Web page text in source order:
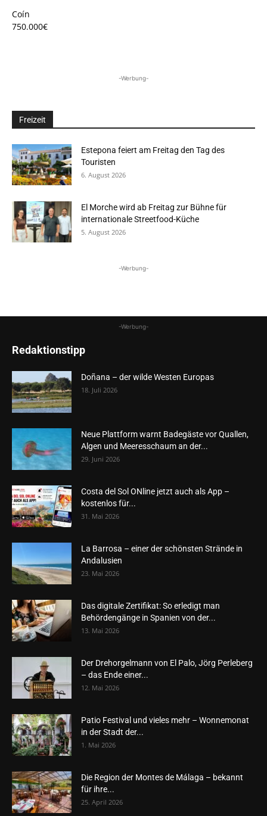
Coín
750.000€
-Werbung-
Freizeit
Estepona feiert am Freitag den Tag des
Touristen
6. August 2026
El Morche wird ab Freitag zur Bühne für
internationale Streetfood-Küche
5. August 2026
-Werbung-
-Werbung-
Redaktionstipp
Doñana – der wilde Westen Europas
18. Juli 2026
Neue Plattform warnt Badegäste vor Quallen,
Algen und Meeresschaum an der...
29. Juni 2026
Costa del Sol ONline jetzt auch als App –
kostenlos für...
31. Mai 2026
La Barrosa – einer der schönsten Strände in
Andalusien
23. Mai 2026
Das digitale Zertifikat: So erledigt man
Behördengänge in Spanien von der...
13. Mai 2026
Der Drehorgelmann von El Palo, Jörg Perleberg
– das Ende einer...
12. Mai 2026
Patio Festival und vieles mehr – Wonnemonat
in der Stadt der...
1. Mai 2026
Die Region der Montes de Málaga – bekannt
für ihre...
25. April 2026